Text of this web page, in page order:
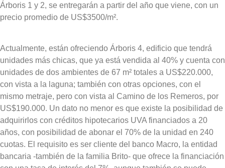
Árboris 1 y 2, se entregarán a partir del año que viene, con un
precio promedio de US$3500/m².
Actualmente, están ofreciendo Árboris 4, edificio que tendrá
unidades más chicas, que ya está vendida al 40% y cuenta con
unidades de dos ambientes de 67 m² totales a US$220.000,
con vista a la laguna; también con otras opciones, con el
mismo metraje, pero con vista al Camino de los Remeros, por
US$190.000. Un dato no menor es que existe la posibilidad de
adquirirlos con créditos hipotecarios UVA financiados a 20
años, con posibilidad de abonar el 70% de la unidad en 240
cuotas. El requisito es ser cliente del banco Macro, la entidad
bancaria -también de la familia Brito- que ofrece la financiación